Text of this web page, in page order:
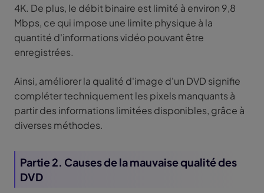
4K. De plus, le débit binaire est limité à environ 9,8
Mbps, ce qui impose une limite physique à la
quantité d'informations vidéo pouvant être
enregistrées.
Ainsi, améliorer la qualité d'image d'un DVD signifie
compléter techniquement les pixels manquants à
partir des informations limitées disponibles, grâce à
diverses méthodes.
Partie 2. Causes de la mauvaise qualité des
DVD